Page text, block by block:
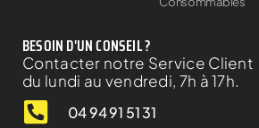
BESOIN D'UN CONSEIL ?
Contacter notre Service Client
du lundi au vendredi, 7h à 17h.
04 94 91 51 31